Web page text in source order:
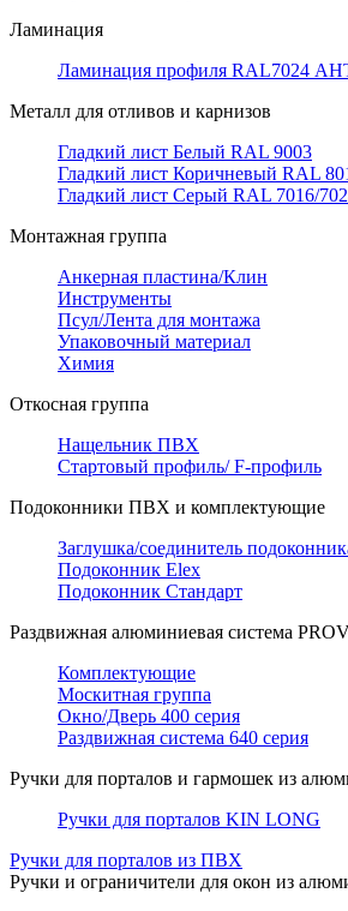
Ламинация
Ламинация профиля RAL7024
Металл для отливов и карнизов
Гладкий лист Белый RAL 9003
Гладкий лист Коричневый RAL
Гладкий лист Серый RAL 7016/
Монтажная группа
Анкерная пластина/Клин
Инструменты
Псул/Лента для монтажа
Упаковочный материал
Химия
Откосная группа
Нащельник ПВХ
Стартовый профиль/ F-профиль
Подоконники ПВХ и комплектующие
Заглушка/соединитель
Подоконник Elex
Подоконник Стандарт
Раздвижная алюминиевая система
Комплектующие
Москитная группа
Окно/Дверь 400 серия
Раздвижная система 640 серия
Ручки для порталов и гармошек из
Ручки для порталов KIN LONG
Ручки для порталов из ПВХ
Ручки и ограничители для окон из